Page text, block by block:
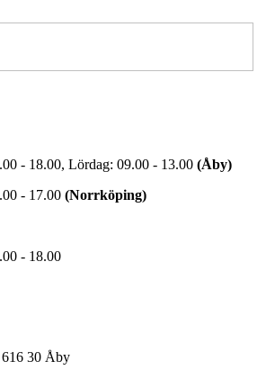
- 18.00, Lördag: 09.00 - 13.00 (Åby)
- 17.00 (Norrköping)
- 18.00
30 Åby